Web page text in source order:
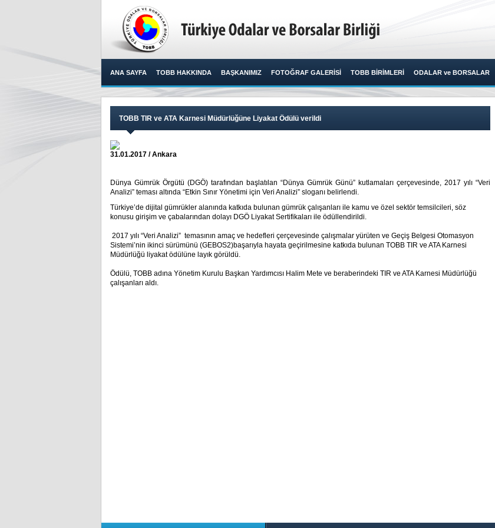
ANA SAYFA TOBB HAKKINDA BAŞKANIMIZ FOTOĞRAF GALERİSİ TOBB BİRİMLERİ ODALAR ve BORSALAR
TOBB TIR ve ATA Karnesi Müdürlüğüne Liyakat Ödülü verildi
31.01.2017 / Ankara
Dünya Gümrük Örgütü (DGÖ) tarafından başlatılan “Dünya Gümrük Günü” kutlamaları çerçevesinde, 2017 yılı “Veri
Analizi” teması altında “Etkin Sınır Yönetimi için Veri Analizi” sloganı belirlendi.​
Türkiye’de dijital gümrükler alanında katkıda bulunan gümrük çalışanları ile kamu ve özel sektör temsilcileri, söz
konusu girişim ve çabalarından dolayı DGÖ Liyakat Sertifikaları ile ödüllendirildi.
2017 yılı “Veri Analizi” temasının amaç ve hedefleri çerçevesinde çalışmalar yürüten ve Geçiş Belgesi Otomasyon
Sistemi’nin ikinci sürümünü (GEBOS2)başarıyla hayata geçirilmesine katkıda bulunan TOBB TIR ve ATA Karnesi
Müdürlüğü liyakat ödülüne layık görüldü.
Ödülü, TOBB adına Yönetim Kurulu Başkan Yardımcısı Halim Mete ve beraberindeki TIR ve ATA Karnesi Müdürlüğü
çalışanları aldı.